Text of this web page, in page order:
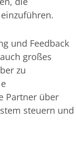
und Feedback
großes
zu
Partner über
steuern und